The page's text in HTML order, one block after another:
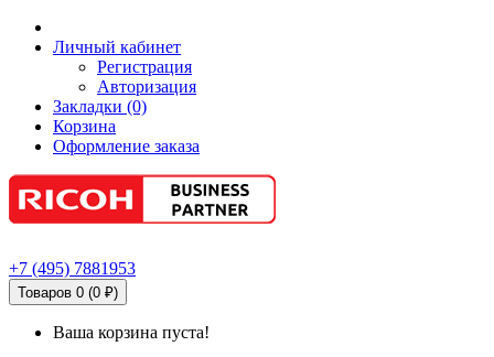
Личный кабинет
Регистрация
Авторизация
Закладки (0)
Корзина
Оформление заказа
+7 (495) 7881953
Товаров 0 (0 ₽)
Ваша корзина пуста!